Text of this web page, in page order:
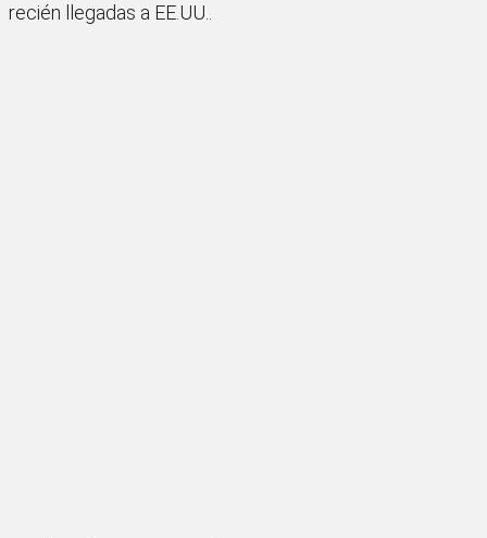
recién llegadas a EE.UU..